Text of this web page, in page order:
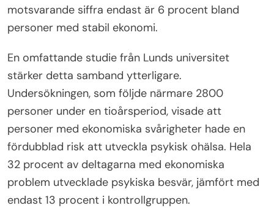
motsvarande siffra endast är 6 procent bland
personer med stabil ekonomi.
En omfattande studie från Lunds universitet
stärker detta samband ytterligare.
Undersökningen, som följde närmare 2800
personer under en tioårsperiod, visade att
personer med ekonomiska svårigheter hade en
fördubblad risk att utveckla psykisk ohälsa. Hela
32 procent av deltagarna med ekonomiska
problem utvecklade psykiska besvär, jämfört med
endast 13 procent i kontrollgruppen.